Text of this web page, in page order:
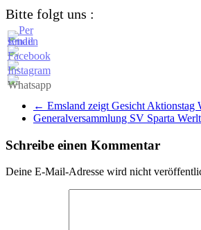
Bitte folgt uns :
← Emsland zeigt Gesicht Aktionstag
Generalversammlung SV Sparta
Schreibe einen Kommentar
Deine E-Mail-Adresse wird nicht